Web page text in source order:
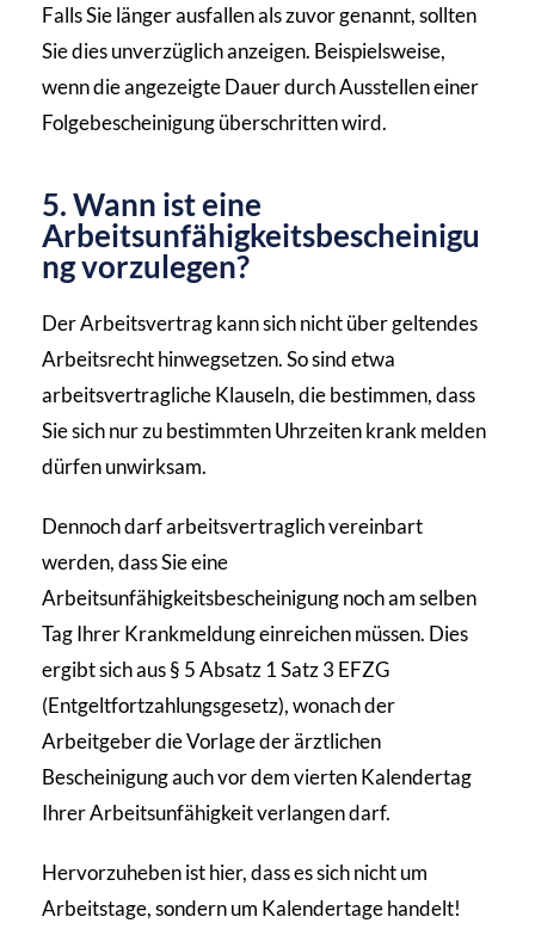
Falls Sie länger ausfallen als zuvor genannt, sollten
Sie dies unverzüglich anzeigen. Beispielsweise,
wenn die angezeigte Dauer durch Ausstellen einer
Folgebescheinigung überschritten wird.
5. Wann ist eine
Arbeitsunfähigkeitsbescheinigu
ng vorzulegen?
Der Arbeitsvertrag kann sich nicht über geltendes
Arbeitsrecht hinwegsetzen. So sind etwa
arbeitsvertragliche Klauseln, die bestimmen, dass
Sie sich nur zu bestimmten Uhrzeiten krank melden
dürfen unwirksam.
Dennoch darf arbeitsvertraglich vereinbart
werden, dass Sie eine
Arbeitsunfähigkeitsbescheinigung noch am selben
Tag Ihrer Krankmeldung einreichen müssen. Dies
ergibt sich aus § 5 Absatz 1 Satz 3 EFZG
(Entgeltfortzahlungsgesetz), wonach der
Arbeitgeber die Vorlage der ärztlichen
Bescheinigung auch vor dem vierten Kalendertag
Ihrer Arbeitsunfähigkeit verlangen darf.
Hervorzuheben ist hier, dass es sich nicht um
Arbeitstage, sondern um Kalendertage handelt!